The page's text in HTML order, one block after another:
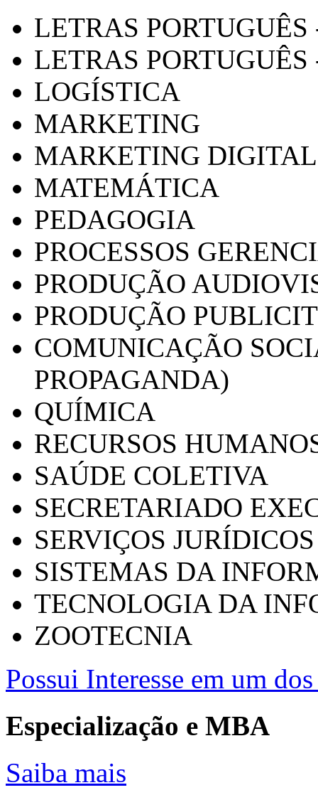
LETRAS
LETRAS PORTUGUÊS
LOGÍSTICA
MARKETING
MARKETING DIGITAL
MATEMÁTICA
PEDAGOGIA
PROCESSOS
PRODUÇÃO
PRODUÇÃO
COMUNICAÇÃO
PROPAGANDA)
QUÍMICA
RECURSOS
SAÚDE COLETIVA
SECRETARIADO
SERVIÇOS
SISTEMAS DA
TECNOLOGIA DA
ZOOTECNIA
Possui Interesse em um
Especialização e MBA
Saiba mais